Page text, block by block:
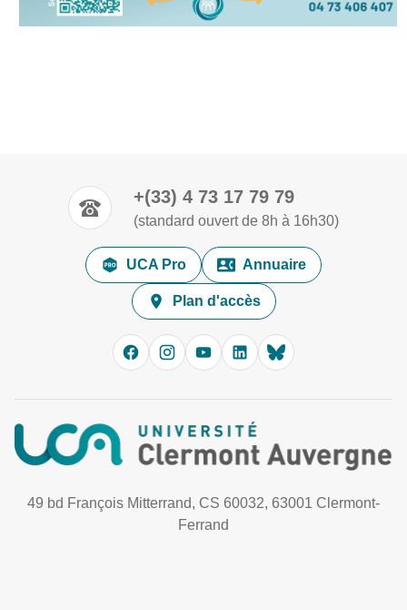
+(33) 4 73 17 79 79
(standard ouvert de 8h à 16h30)
UCA Pro Annuaire
Plan d'accès
49 bd François Mitterrand, CS 60032, 63001 Clermont-
Ferrand